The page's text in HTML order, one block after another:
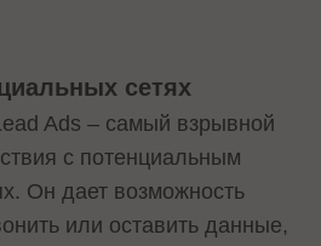
сетях
Ads – самый взрывной
с потенциальным
Он дает возможность
или оставить данные,